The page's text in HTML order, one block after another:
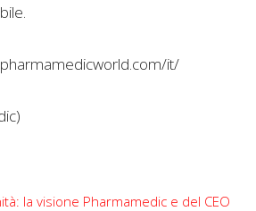
it/
la visione Pharmamedic e del CEO